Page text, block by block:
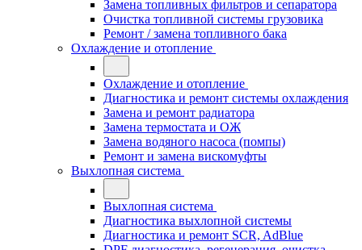
Замена топливных фильтров и сепаратора
Очистка топливной системы грузовика
Ремонт / замена топливного бака
Охлаждение и отопление
Охлаждение и отопление
Диагностика и ремонт системы охлаждения
Замена и ремонт радиатора
Замена термостата и ОЖ
Замена водяного насоса (помпы)
Ремонт и замена вискомуфты
Выхлопная система
Выхлопная система
Диагностика выхлопной системы
Диагностика и ремонт SCR, AdBlue